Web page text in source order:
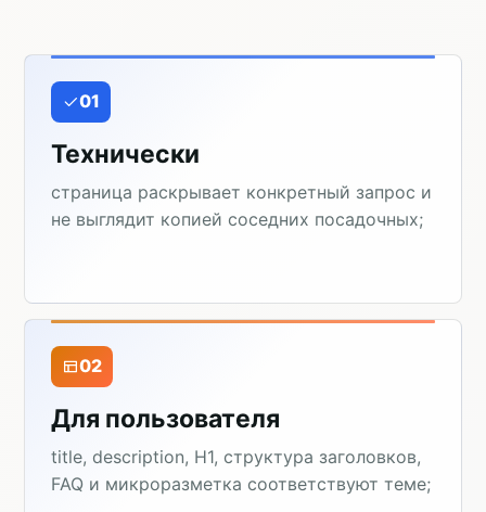
01
Технически
страница раскрывает конкретный запрос и
не выглядит копией соседних посадочных;
02
Для пользователя
title, description, H1, структура заголовков,
FAQ и микроразметка соответствуют теме;